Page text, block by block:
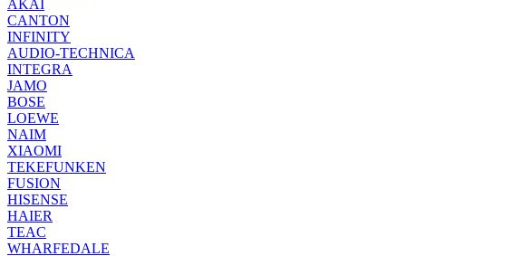
AKAI
CANTON
INFINITY
AUDIO-TECHNICA
INTEGRA
JAMO
BOSE
LOEWE
NAIM
XIAOMI
TEKEFUNKEN
FUSION
HISENSE
HAIER
TEAC
WHARFEDALE